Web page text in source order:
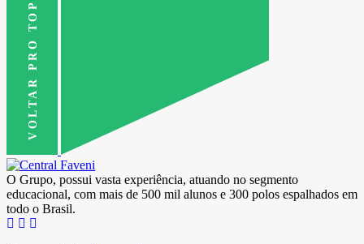
VOLTAR PRO TOPO
O Grupo, possui vasta experiência, atuando no segmento
educacional, com mais de 500 mil alunos e 300 polos espalhados em
todo o Brasil.